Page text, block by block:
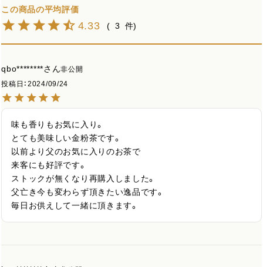
4.33 3
qbo********
非公開
投稿日
2024/09/24
味も香りもお気に入り。
とても美味しい金粉茶です。
以前より父のお気に入りのお茶で
来客にも好評です。
ストックが無くなり再購入しました。
父亡き今も変わらず頂きたい逸品です。
毎日お供えして一緒に頂きます。